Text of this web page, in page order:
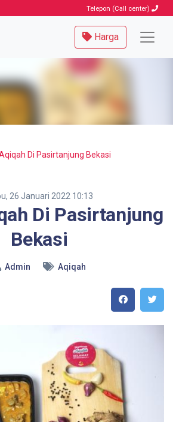
Telepon (Call center)
Harga
Di Pasirtanjung Bekasi
26 Januari 2022 10:13
Di Pasirtanjung
Bekasi
Admin Aqiqah